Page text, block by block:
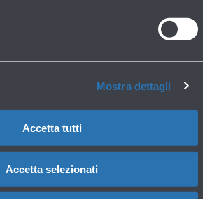
Mostra dettagli
Accetta tutti
Accetta selezionati